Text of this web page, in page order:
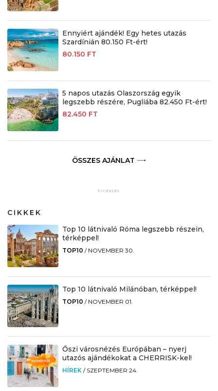
Ennyiért ajándék! Egy hetes utazás
Szardínián 80.150 Ft-ért!
80.150 FT
5 napos utazás Olaszország egyik
legszebb részére, Pugliába 82.450 Ft-ért!
82.450 FT
ÖSSZES AJÁNLAT
CIKKEK
Top 10 látnivaló Róma legszebb részein,
térképpel!
TOP10 / NOVEMBER 30.
Top 10 látnivaló Milánóban, térképpel!
TOP10 / NOVEMBER 01.
Őszi városnézés Európában – nyerj
utazós ajándékokat a CHERRISK-kel!
HÍREK / SZEPTEMBER 24.